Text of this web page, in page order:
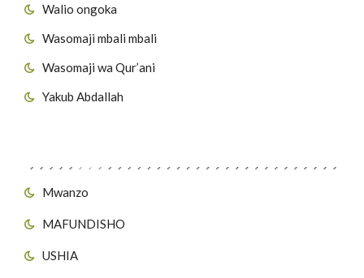
Walio ongoka
Wasomaji mbali mbali
Wasomaji wa Qur’ani
Yakub Abdallah
Mwanzo
MAFUNDISHO
USHIA